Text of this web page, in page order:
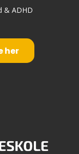
& ADHD
her